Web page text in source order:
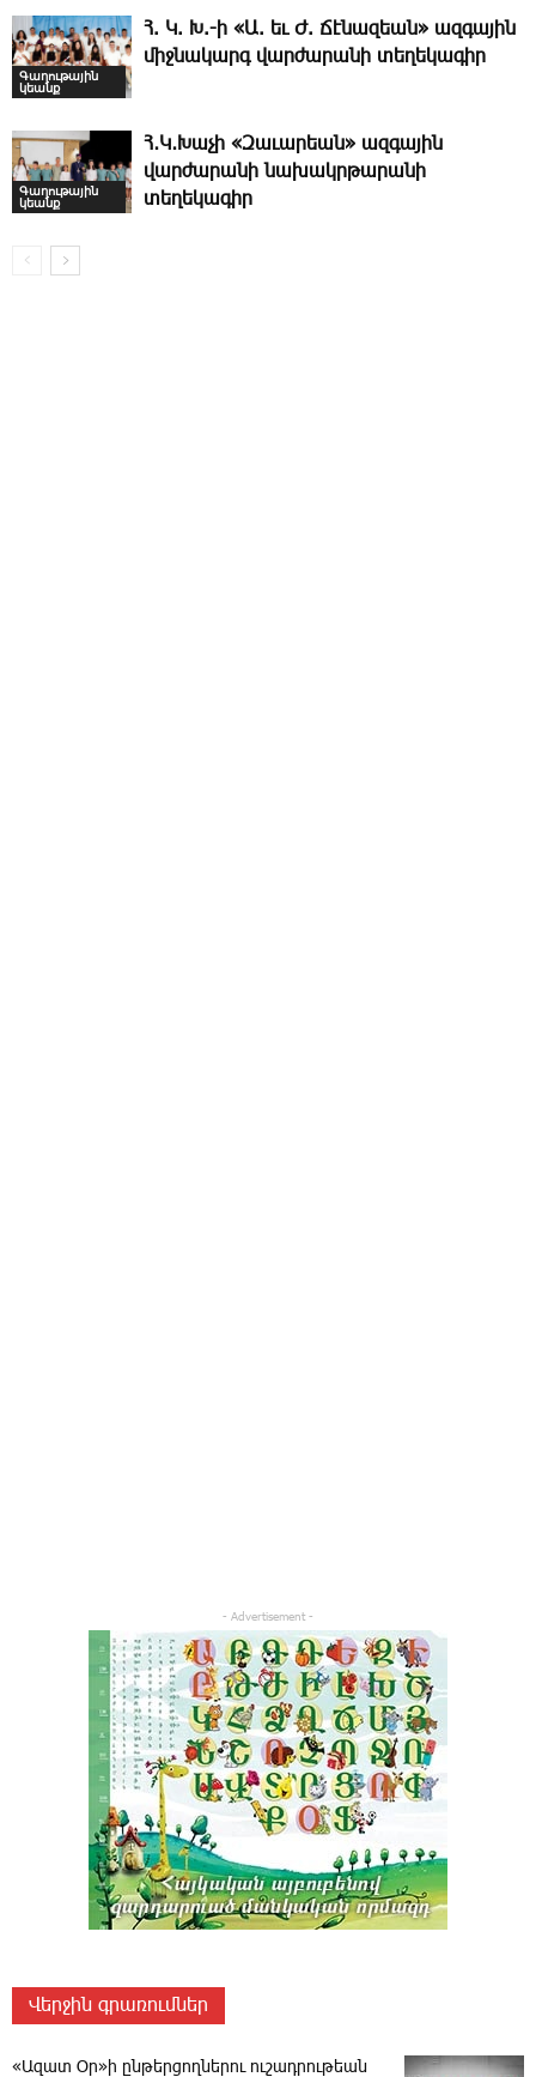
Գաղութային
կեանք
Հ. Կ. Խ.-ի «Ա. եւ Ժ. ­Ճէնազեան» ազգային
միջնակարգ վարժարանի տեղեկագիր
Գաղութային
կեանք
Հ․Կ․Խաչի «Զաւարեան» ազգային
վարժարանի նախակրթարանի
տեղեկագիր
- Advertisement -
Վերջին գրառումներ
«Ազատ Օր»ի ընթերցողներու ուշադրութեան